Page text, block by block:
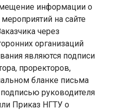
информации о
на сайте
через
организаций
являются подписи
проректоров,
бланке письма
руководителя
Приказ НГТУ о